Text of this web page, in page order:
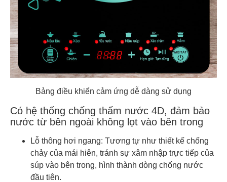
Bảng điều khiển cảm ứng dễ dàng sử dụng
Có hệ thống chống thấm nước 4D, đảm bảo
nước từ bên ngoài không lọt vào bên trong
Lỗ thông hơi ngang: Tương tự như thiết kế chống
chảy của mái hiên, tránh sự xâm nhập trực tiếp của
súp vào bên trong, hình thành dòng chống nước
đầu tiên.